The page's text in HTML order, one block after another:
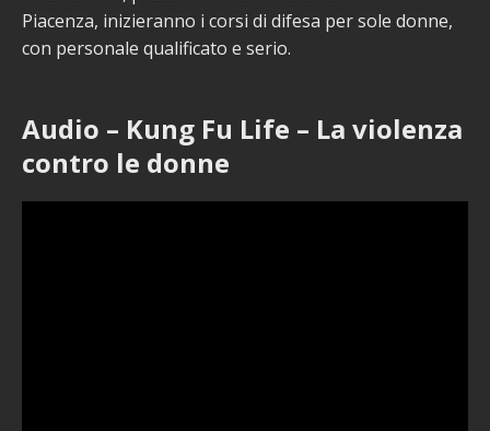
Piacenza, inizieranno i corsi di difesa per sole donne,
con personale qualificato e serio.
Audio – Kung Fu Life – La violenza
contro le donne